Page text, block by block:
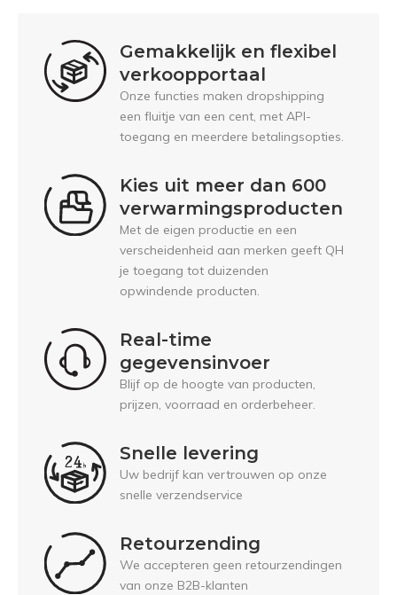
Gemakkelijk en flexibel
verkoopportaal
Onze functies maken dropshipping
een fluitje van een cent, met API-
toegang en meerdere betalingsopties.
Kies uit meer dan 600
verwarmingsproducten
Met de eigen productie en een
verscheidenheid aan merken geeft QH
je toegang tot duizenden
opwindende producten.
Real-time
gegevensinvoer
Blijf op de hoogte van producten,
prijzen, voorraad en orderbeheer.
Snelle levering
Uw bedrijf kan vertrouwen op onze
snelle verzendservice
Retourzending
We accepteren geen retourzendingen
van onze B2B-klanten